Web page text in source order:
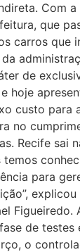
Com
que
carros que
de
hoje
custo para
no
Recife sai
para
Figueiredo.
de testes
o